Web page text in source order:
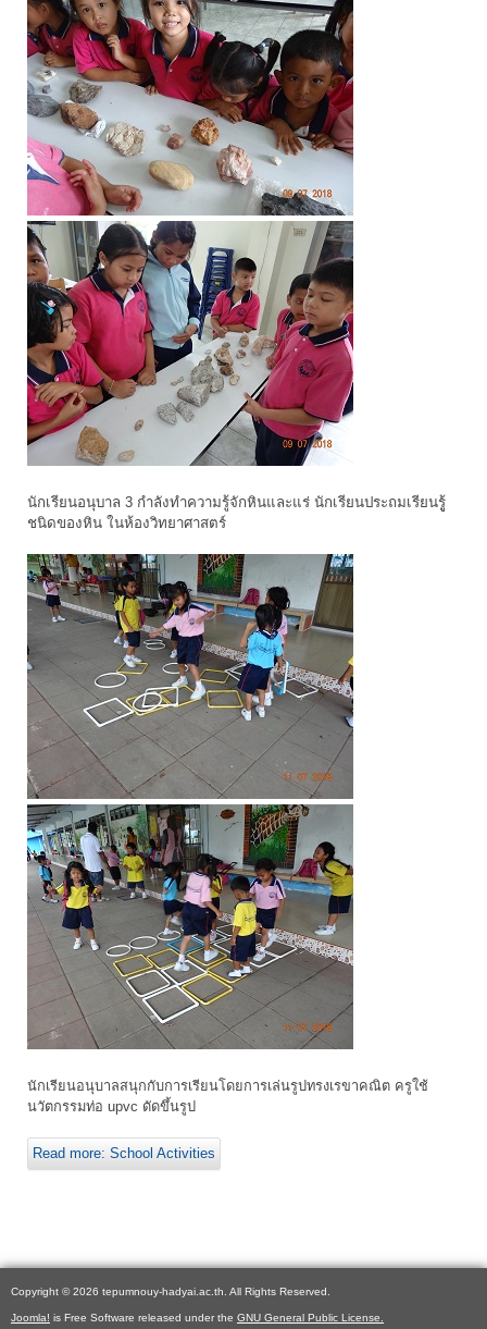
นักเรียนอนุบาล 3 กำลังทำความรู้จักหินและแร่ นักเรียนประถมเรียนรูู้
ชนิดของหิน ในห้องวิทยาศาสตร์
นักเรียนอนุบาลสนุกกับการเรียนโดยการเล่นรูปทรงเรขาคณิต ครูใช้
นวัตกรรมท่อ upvc ดัดขึ้นรูป
Read more: School Activities
Copyright © 2026 tepumnouy-hadyai.ac.th. All Rights Reserved.
Joomla! is Free Software released under the GNU General Public License.